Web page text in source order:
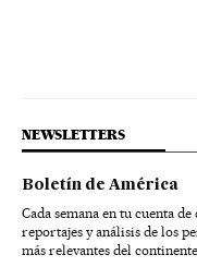
NEWSLETTERS
Boletín de América
Cada semana en tu cuenta
reportajes y análisis de los
más relevantes del continente.